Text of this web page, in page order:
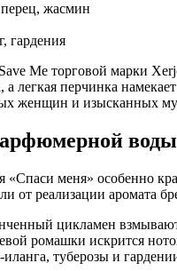
жасмин
гардения
Me торговой марки
а легкая перчинка
женщин и изысканных
воды
меня» особенно
от реализации аромата
цикламен
ромашки искрится
туберозы и